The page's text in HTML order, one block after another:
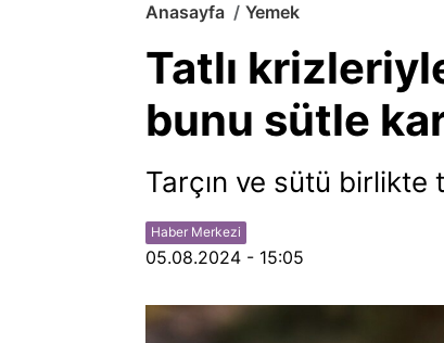
Anasayfa Yemek
Tatlı
bunu sütle
Tarçın ve sütü
Haber Merkezi
05.08.2024 - 15:05